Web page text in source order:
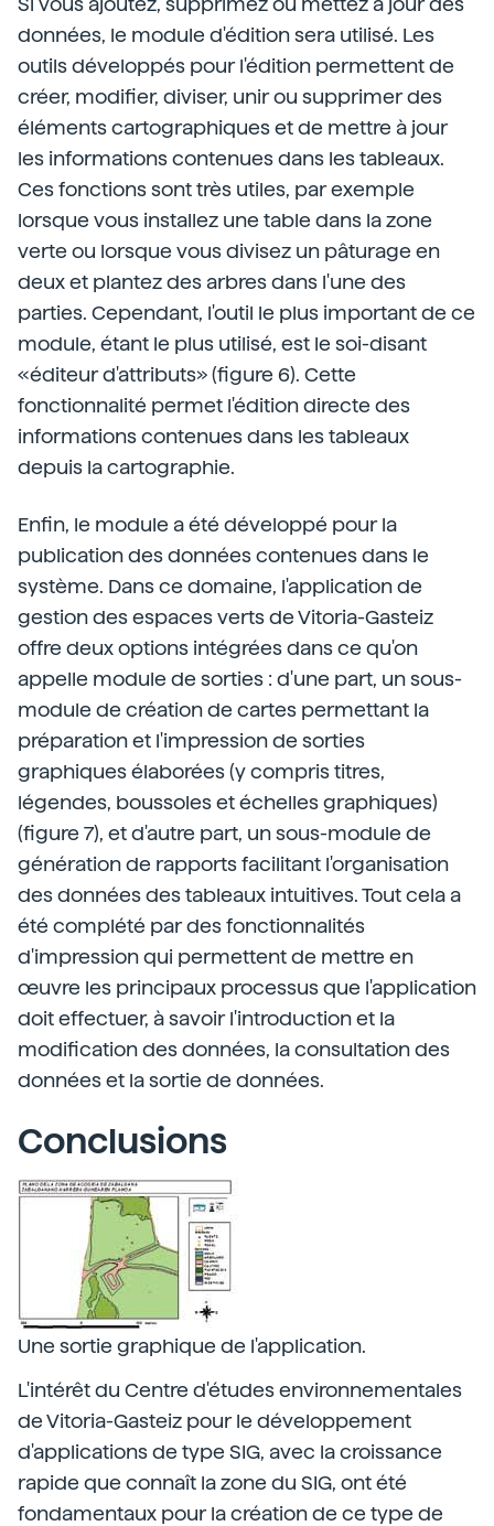
données, le module d'édition sera utilisé. Les
outils développés pour l'édition permettent de
créer, modifier, diviser, unir ou supprimer des
éléments cartographiques et de mettre à jour
les informations contenues dans les tableaux.
Ces fonctions sont très utiles, par exemple
lorsque vous installez une table dans la zone
verte ou lorsque vous divisez un pâturage en
deux et plantez des arbres dans l'une des
parties. Cependant, l'outil le plus important de ce
module, étant le plus utilisé, est le soi-disant
«éditeur d'attributs» (figure 6). Cette
fonctionnalité permet l'édition directe des
informations contenues dans les tableaux
depuis la cartographie.
Enfin, le module a été développé pour la
publication des données contenues dans le
système. Dans ce domaine, l'application de
gestion des espaces verts de Vitoria-Gasteiz
offre deux options intégrées dans ce qu'on
appelle module de sorties : d'une part, un sous-
module de création de cartes permettant la
préparation et l'impression de sorties
graphiques élaborées (y compris titres,
légendes, boussoles et échelles graphiques)
(figure 7), et d'autre part, un sous-module de
génération de rapports facilitant l'organisation
des données des tableaux intuitives. Tout cela a
été complété par des fonctionnalités
d'impression qui permettent de mettre en
œuvre les principaux processus que l'application
doit effectuer, à savoir l'introduction et la
modification des données, la consultation des
données et la sortie de données.
Conclusions
Une sortie graphique de l'application.
L'intérêt du Centre d'études environnementales
de Vitoria-Gasteiz pour le développement
d'applications de type SIG, avec la croissance
rapide que connaît la zone du SIG, ont été
fondamentaux pour la création de ce type de